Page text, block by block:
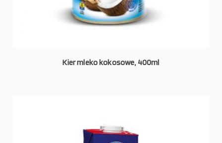
Kier mleko kokosowe, 400ml